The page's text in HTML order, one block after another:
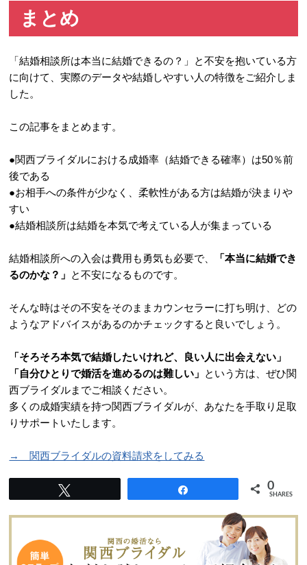
まとめ
「結婚相談所は本当に結婚できるの？」と不安を抱いている方
に向けて、実際のデータや結婚しやすい人の特徴をご紹介しま
した。
この記事をまとめます。
●関西ブライダルにおける成婚率（結婚できる確率）は50％前
後である
●お相手への条件が少なく、柔軟性がある方は結婚が決まりや
すい
●結婚相談所は結婚を本気で考えている人が集まっている
結婚相談所への入会は費用も勇気も必要で、
「本当に結婚でき
るのかな？」 と不安になるものです。
そんな時はその不安をそのままカウンセラーに打ち明け、どの
ようなアドバイスがあるのかチェックすると良いでしょう。
「そろそろ本気で結婚したいけれど、良い人に出会えない」
「自分ひとりで婚活を進めるのは難しい」 という方は、ぜひ関
西ブライダルまでご相談ください。
多くの成婚実績を持つ関西ブライダルが、あなたを手取り足取
りサポートいたします。
→ 関西ブライダルの資料請求をしてみる
0
SHARES